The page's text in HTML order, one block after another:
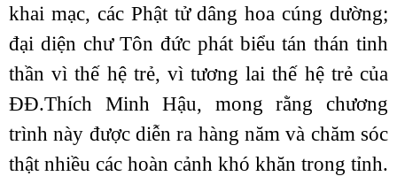
khai mạc, các Phật tử dâng hoa cúng dường;
đại diện chư Tôn đức phát biểu tán thán tinh
thần vì thế hệ trẻ, vì tương lai thế hệ trẻ của
ĐĐ.Thích Minh Hậu, mong rằng chương
trình này được diễn ra hàng năm và chăm sóc
thật nhiều các hoàn cảnh khó khăn trong tỉnh.